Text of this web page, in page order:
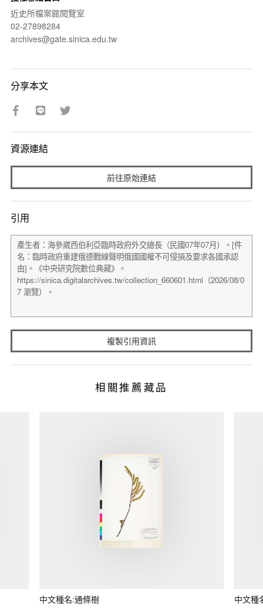
近史所檔案館閱覽室
02-27898284
archives@gate.sinica.edu.tw
分享本文
資源連結
前往原始連結
引用
複製引用資訊
相關推薦藏品
中文種名:通條樹 中文種